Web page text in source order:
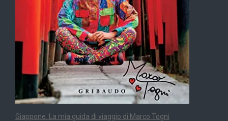
Giappone. La mia guida di viaggio di Marco Togni